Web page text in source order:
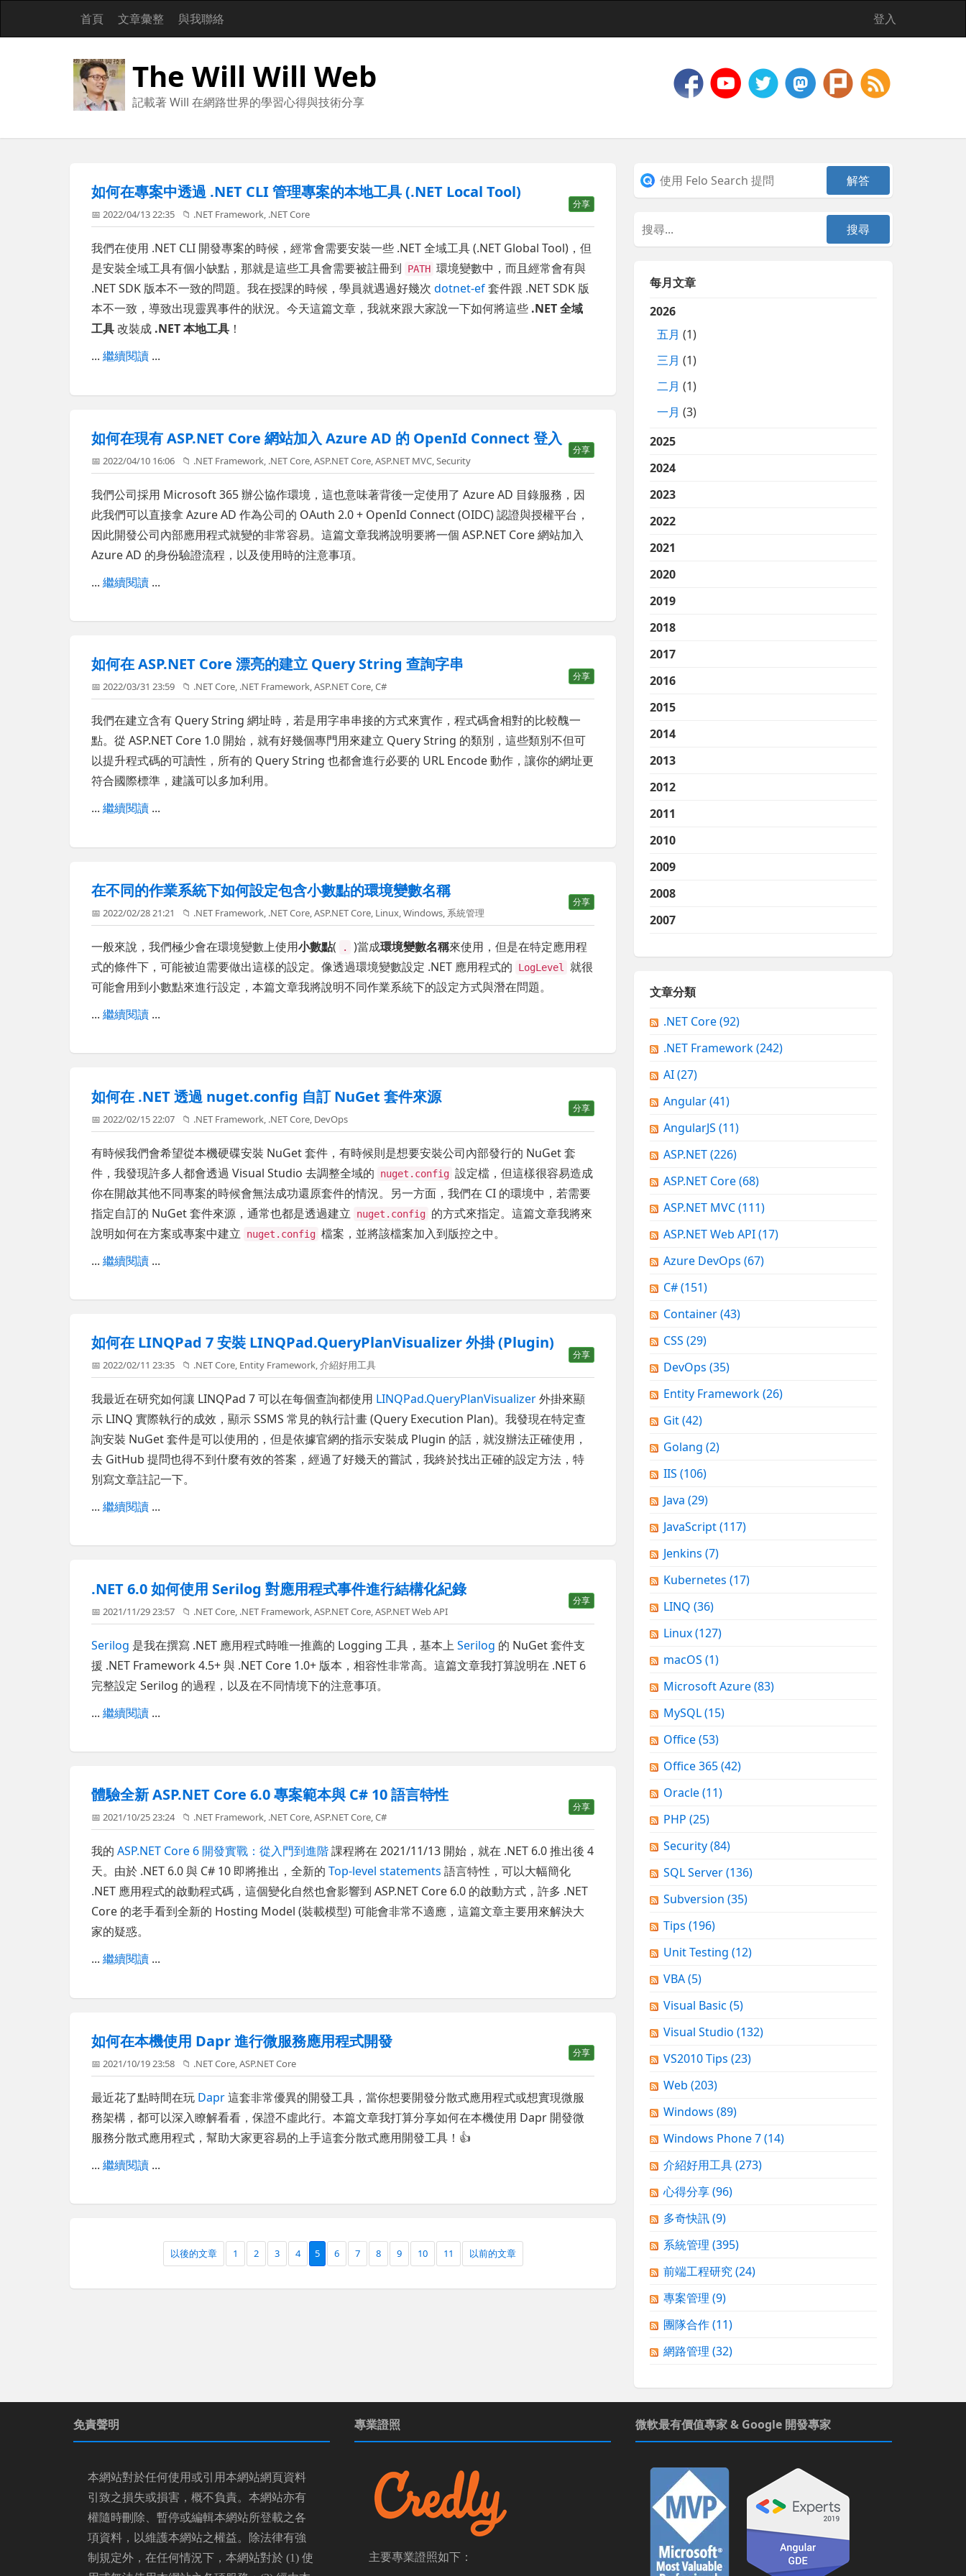
首頁 文章彙整 與我聯絡 登入
The Will Will Web
記載著 Will 在網路世界的學習心得與技術分享
如何在專案中透過 .NET CLI 管理專案的本地工具 (.NET Local Tool)
分享
📅 2022/04/13 22:35 📁 .NET Framework, .NET Core
我們在使用 .NET CLI 開發專案的時候，經常會需要安裝一些 .NET 全域工具 (.NET Global Tool)，但
是安裝全域工具有個小缺點，那就是這些工具會需要被註冊到
PATH 環境變數中，而且經常會有與
.NET SDK 版本不一致的問題。我在授課的時候，學員就遇過好幾次dotnet-ef套件跟 .NET SDK 版
本不一致，導致出現靈異事件的狀況。今天這篇文章，我就來跟大家說一下如何將這些 .NET 全域
工具改裝成 .NET 本地工具 ！
...繼續閱讀 ...
如何在現有 ASP.NET Core 網站加入 Azure AD 的 OpenId Connect 登入
分享
📅 2022/04/10 16:06 📁 .NET Framework, .NET Core,ASP.NET Core,ASP.NET MVC,Security
我們公司採用 Microsoft 365 辦公協作環境，這也意味著背後一定使用了 Azure AD 目錄服務，因
此我們可以直接拿 Azure AD 作為公司的 OAuth 2.0 + OpenId Connect (OIDC) 認證與授權平台，
因此開發公司內部應用程式就變的非常容易。這篇文章我將說明要將一個 ASP.NET Core 網站加入
Azure AD 的身份驗證流程，以及使用時的注意事項。
...繼續閱讀 ...
如何在 ASP.NET Core 漂亮的建立 Query String 查詢字串
分享
📅 2022/03/31 23:59 📁 .NET Core, .NET Framework,ASP.NET Core,C#
我們在建立含有 Query String 網址時，若是用字串串接的方式來實作，程式碼會相對的比較醜一
點。從 ASP.NET Core 1.0 開始，就有好幾個專門用來建立 Query String 的類別，這些類別不但可
以提升程式碼的可讀性，所有的 Query String 也都會進行必要的 URL Encode 動作，讓你的網址更
符合國際標準，建議可以多加利用。
...繼續閱讀 ...
在不同的作業系統下如何設定包含小數點的環境變數名稱
分享
📅 2022/02/28 21:21 📁 .NET Framework, .NET Core,ASP.NET Core, Linux,Windows, 系統管理
一般來說，我們極少會在環境變數上使用小數點( . )當成環境變數名稱來使用，但是在特定應用程
式的條件下，可能被迫需要做出這樣的設定。像透過環境變數設定 .NET 應用程式的
LogLevel
就很
可能會用到小數點來進行設定，本篇文章我將說明不同作業系統下的設定方式與潛在問題。
...繼續閱讀 ...
如何在 .NET 透過 nuget.config 自訂 NuGet 套件來源
分享
📅 2022/02/15 22:07 📁 .NET Framework .NET Core DevOps
有時候我們會希望從本機硬碟安裝 NuGet 套件，有時候則是想要安裝公司內部發行的 NuGet 套
件，我發現許多人都會透過 Visual Studio 去調整全域的
nuget.config 設定檔，但這樣很容易造成
你在開啟其他不同專案的時候會無法成功還原套件的情況。另一方面，我們在 CI 的環境中，若需要
指定自訂的 NuGet 套件來源，通常也都是透過建立
nuget.config 的方式來指定。這篇文章我將來
說明如何在方案或專案中建立
nuget.config 檔案，並將該檔案加入到版控之中。
...繼續閱讀 ...
如何在 LINQPad 7 安裝 LINQPad.QueryPlanVisualizer 外掛 (Plugin)
分享
📅 2022/02/11 23:35 📁 .NET Core, Entity Framework,介紹好用工具
我最近在研究如何讓 LINQPad 7 可以在每個查詢都使用 LINQPad.QueryPlanVisualizer外掛來顯
示 LINQ 實際執行的成效，顯示 SSMS 常見的執行計畫 (Query Execution Plan)。我發現在特定查
詢安裝 NuGet 套件是可以使用的，但是依據官網的指示安裝成 Plugin 的話，就沒辦法正確使用，
去 GitHub 提問也得不到什麼有效的答案，經過了好幾天的嘗試，我終於找出正確的設定方法，特
別寫文章註記一下。
...繼續閱讀 ...
.NET 6.0 如何使用 Serilog 對應用程式事件進行結構化紀錄
分享
📅 2021/11/29 23:57 📁 .NET Core, .NET Framework,ASP.NET Core,ASP.NET Web API
Serilog 是我在撰寫 .NET 應用程式時唯一推薦的 Logging 工具，基本上Serilog 的 NuGet 套件支
援 .NET Framework 4.5+ 與 .NET Core 1.0+ 版本，相容性非常高。這篇文章我打算說明在 .NET 6
完整設定 Serilog 的過程，以及在不同情境下的注意事項。
...繼續閱讀 ...
體驗全新 ASP.NET Core 6.0 專案範本與 C# 10 語言特性
分享
📅 2021/10/25 23:24 📁 .NET Framework, .NET Core,ASP.NET Core,C#
我的ASP.NET Core 6 開發實戰：從入門到進階課程將在 2021/11/13 開始，就在 .NET 6.0 推出後 4
天。由於 .NET 6.0 與 C# 10 即將推出，全新的Top-level statements 語言特性，可以大幅簡化
.NET 應用程式的啟動程式碼，這個變化自然也會影響到 ASP.NET Core 6.0 的啟動方式，許多 .NET
Core 的老手看到全新的 Hosting Model (裝載模型) 可能會非常不適應，這篇文章主要用來解決大
家的疑惑。
...繼續閱讀 ...
如何在本機使用 Dapr 進行微服務應用程式開發
分享
📅 2021/10/19 23:58 📁 .NET Core,ASP.NET Core
最近花了點時間在玩 Dapr這套非常優異的開發工具，當你想要開發分散式應用程式或想實現微服
務架構，都可以深入瞭解看看，保證不虛此行。本篇文章我打算分享如何在本機使用 Dapr 開發微
服務分散式應用程式，幫助大家更容易的上手這套分散式應用開發工具！👍
...繼續閱讀 ...
以後的文章 1 2 3 4 5 6 7 8 9 10 11 以前的文章
每月文章
2026
五月 (1)
三月 (1)
二月 (1)
一月 (3)
2025
2024
2023
2022
2021
2020
2019
2018
2017
2016
2015
2014
2013
2012
2011
2010
2009
2008
2007
文章分類
.NET Core(92)
.NET Framework(242)
AI(27)
Angular(41)
AngularJS (11)
ASP.NET(226)
ASP.NET Core(68)
ASP.NET MVC(111)
ASP.NET Web API(17)
Azure DevOps (67)
C#(151)
Container(43)
CSS (29)
DevOps (35)
Entity Framework(26)
Git(42)
Golang (2)
IIS (106)
Java (29)
JavaScript(117)
Jenkins (7)
Kubernetes (17)
LINQ (36)
Linux(127)
macOS (1)
Microsoft Azure(83)
MySQL(15)
Office(53)
Office 365(42)
Oracle(11)
PHP (25)
Security(84)
SQL Server(136)
Subversion (35)
Tips (196)
Unit Testing (12)
VBA(5)
Visual Basic (5)
Visual Studio (132)
VS2010 Tips (23)
Web (203)
Windows (89)
Windows Phone 7(14)
介紹好用工具(273)
心得分享(96)
多奇快訊(9)
系統管理 (395)
前端工程研究(24)
專案管理 (9)
團隊合作(11)
網路管理 (32)
免責聲明
本網站對於任何使用或引用本網站網頁資料
引致之損失或損害，概不負責。本網站亦有
權隨時刪除、暫停或編輯本網站所登載之各
項資料，以維護本網站之權益。除法律有強
制規定外，在任何情況下，本網站對於 (1) 使
專業證照
主要專業證照如下：
微軟最有價值專家 & Google 開發專家